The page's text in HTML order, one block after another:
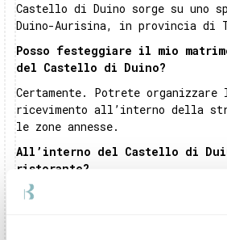
Castello di Duino sorge su uno
Duino-Aurisina, in provincia di
Posso festeggiare il mio
del Castello di Duino?
Certamente. Potrete
ricevimento all’interno della
le zone annesse.
All’interno del Castello di
ristorante?
Castello di Duinonon dispone di